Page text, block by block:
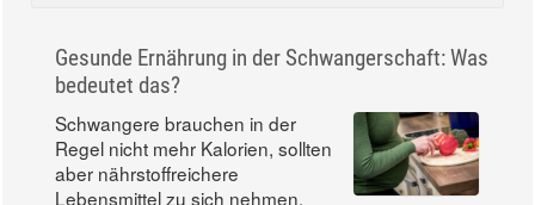
Gesunde Ernährung in der Schwangerschaft: Was
bedeutet das?
Schwangere brauchen in der
Regel nicht mehr Kalorien, sollten
aber nährstoffreichere
Lebensmittel zu sich nehmen.